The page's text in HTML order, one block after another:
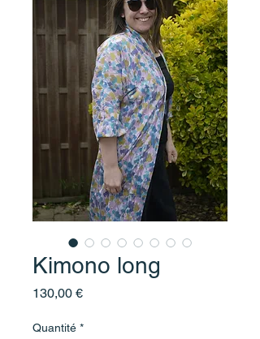
Kimono long
130,00 €Prix
Quantité *